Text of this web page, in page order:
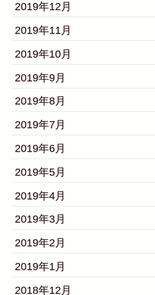
2019年12月
2019年11月
2019年10月
2019年9月
2019年8月
2019年7月
2019年6月
2019年5月
2019年4月
2019年3月
2019年2月
2019年1月
2018年12月